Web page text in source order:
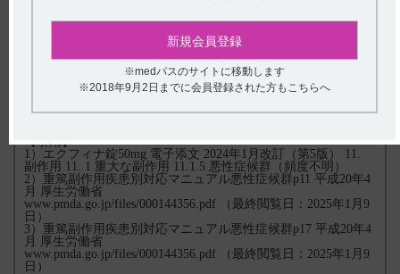
チンの併用が効果があると報告されているが、我が国での適応
果的である。抗不安薬は筋弛緩作用を有するので、悪性症候群
療法が悪性症候群と精神症状の双方に有効であったとする報告
もある。症状改善後の抗精神病薬の再投与については、低用量
から開始し、再発の有無を確認しながら慎重に継続、あるいは
【引用】
1）エクフィナ錠50mg 電子添文 2024年1月改訂（第5版） 11.
副作用 11. 1 重大な副作用 11.1.5 悪性症候群（頻度不明）
2）重篤副作用疾患別対応マニュアル悪性症候群p11 平成20年4
月 厚生労働省
www.pmda.go.jp/files/000144356.pdf （最終閲覧日：2025年1月9
日）
3）重篤副作用疾患別対応マニュアル悪性症候群p17 平成20年4
月 厚生労働省
www.pmda.go.jp/files/000144356.pdf （最終閲覧日：2025年1月9
日）
新規会員登録
※medパスのサイトに移動します
※2018年9月2日までに会員登録された方もこちらへ